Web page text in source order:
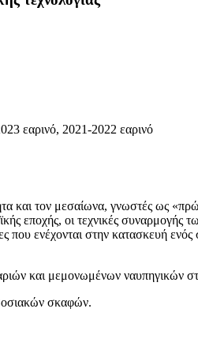
εαρινό, 2021-2022 εαρινό
και τον μεσαίωνα, γνωστές ως
εποχής, οι τεχνικές συναρμογής
ενέχονται στην κατασκευή
και μεμονωμένων ναυπηγικών
σκαφών.